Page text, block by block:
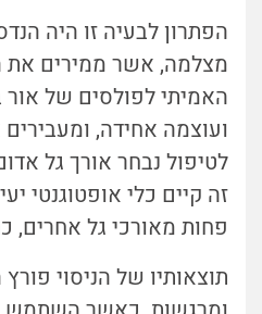
הפתרון לבעיה זו היה
מצלמה, אשר ממירים את
האמיתי לפולסים של אור
ועוצמה אחידה,
לטיפול נבחר אורך גל
זה קיים כלי אופטוגנטי
פחות מאורכי גל אחרים,
תוצאותיו של הניסוי